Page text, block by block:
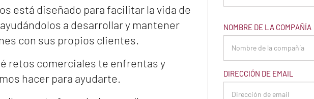
está diseñado para facilitar la vida de
a desarrollar y mantener
con sus propios clientes.
retos comerciales te enfrentas y
hacer para ayudarte.
NOMBRE DE LA COMPAÑÍA
DIRECCIÓN DE EMAIL